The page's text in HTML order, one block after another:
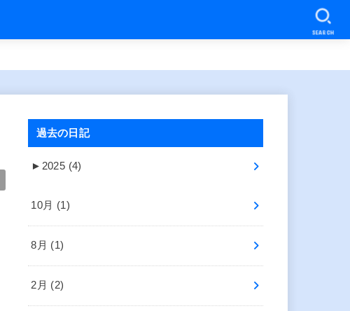
SEARCH
過去の日記
► 2025 (4)
10月 (1)
8月 (1)
2月 (2)